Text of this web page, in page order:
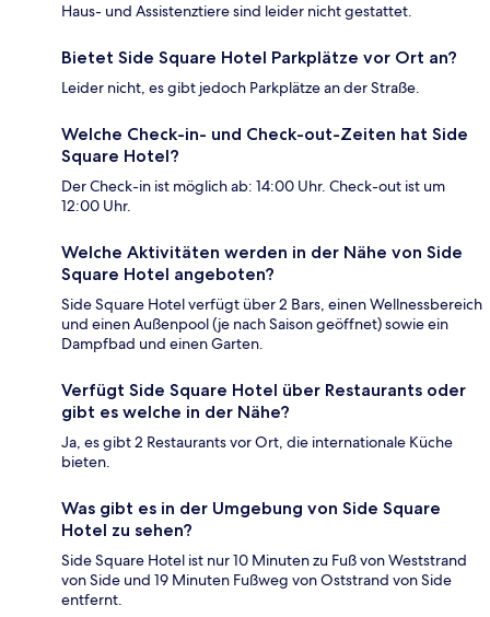
Haus- und Assistenztiere sind leider nicht gestattet.
Bietet Side Square Hotel Parkplätze vor Ort an?
Leider nicht, es gibt jedoch Parkplätze an der Straße.
Welche Check-in- und Check-out-Zeiten hat Side
Square Hotel?
Der Check-in ist möglich ab: 14:00 Uhr. Check-out ist um
12:00 Uhr.
Welche Aktivitäten werden in der Nähe von Side
Square Hotel angeboten?
Side Square Hotel verfügt über 2 Bars, einen Wellnessbereich
und einen Außenpool (je nach Saison geöffnet) sowie ein
Dampfbad und einen Garten.
Verfügt Side Square Hotel über Restaurants oder
gibt es welche in der Nähe?
Ja, es gibt 2 Restaurants vor Ort, die internationale Küche
bieten.
Was gibt es in der Umgebung von Side Square
Hotel zu sehen?
Side Square Hotel ist nur 10 Minuten zu Fuß von Weststrand
von Side und 19 Minuten Fußweg von Oststrand von Side
entfernt.